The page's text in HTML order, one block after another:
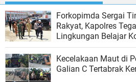
Forkopimda Sergai
Rakyat, Kapolres
Lingkungan Belajar
Kecelakaan Maut di
Galian C Tertabrak